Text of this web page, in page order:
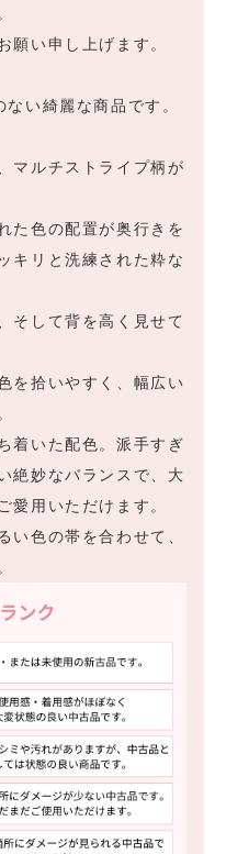
願い申し上げます。
い綺麗な商品です。
マルチストライプ柄が
た色の配置が奥行きを
キリと洗練された粋な
そして背を高く見せて
を拾いやすく、幅広い
着いた配色。派手すぎ
絶妙なバランスで、大
愛用いただけます。
い色の帯を合わせて、